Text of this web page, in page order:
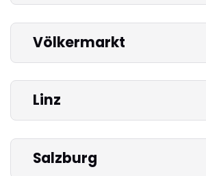
Völkermarkt
Linz
Salzburg